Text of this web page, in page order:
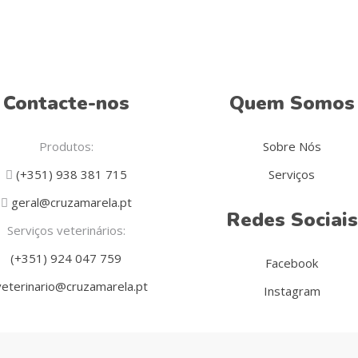
Contacte-nos
Produtos:
(+351) 938 381 715
geral@cruzamarela.pt
Serviços veterinários:
(+351) 924 047 759
Quem Somos
Sobre Nós
Serviços
Redes Sociais
Facebook
Instagram